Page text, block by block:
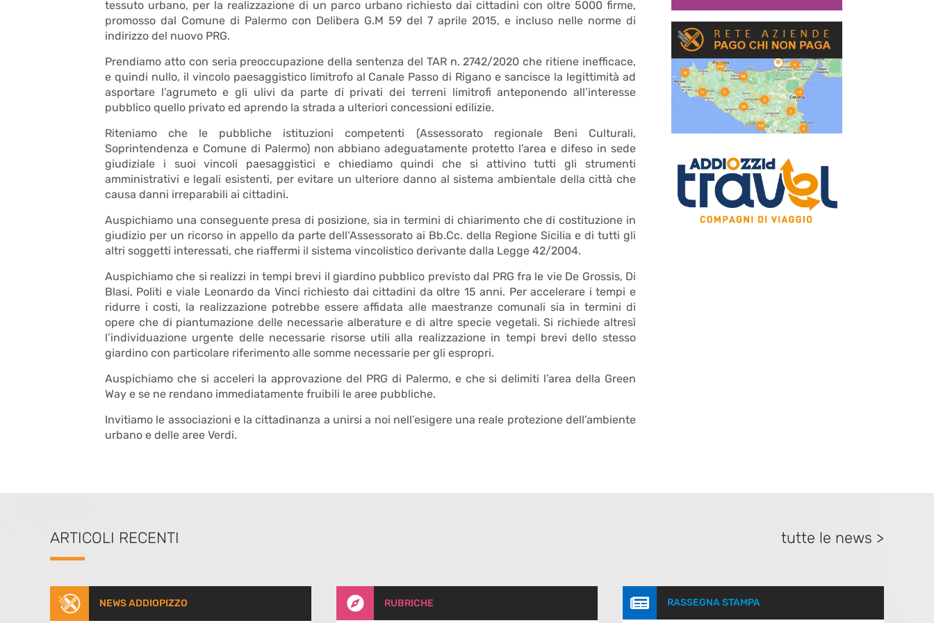
tessuto urbano, per la realizzazione di un parco urbano richiesto dai cittadini con oltre 5000 firme,
promosso dal Comune di Palermo con Delibera G.M 59 del 7 aprile 2015, e incluso nelle norme di
indirizzo del nuovo PRG.
Prendiamo atto con seria preoccupazione della sentenza del TAR n. 2742/2020 che ritiene inefficace,
e quindi nullo, il vincolo paesaggistico limitrofo al Canale Passo di Rigano e sancisce la legittimità ad
asportare l’agrumeto e gli ulivi da parte di privati dei terreni limitrofi anteponendo all’interesse
pubblico quello privato ed aprendo la strada a ulteriori concessioni edilizie.
Riteniamo che le pubbliche istituzioni competenti (Assessorato regionale Beni Culturali,
Soprintendenza e Comune di Palermo) non abbiano adeguatamente protetto l’area e difeso in sede
giudiziale i suoi vincoli paesaggistici e chiediamo quindi che si attivino tutti gli strumenti
amministrativi e legali esistenti, per evitare un ulteriore danno al sistema ambientale della città che
causa danni irreparabili ai cittadini.
Auspichiamo una conseguente presa di posizione, sia in termini di chiarimento che di costituzione in
giudizio per un ricorso in appello da parte dell’Assessorato ai Bb.Cc. della Regione Sicilia e di tutti gli
altri soggetti interessati, che riaffermi il sistema vincolistico derivante dalla Legge 42/2004.
Auspichiamo che si realizzi in tempi brevi il giardino pubblico previsto dal PRG fra le vie De Grossis, Di
Blasi, Politi e viale Leonardo da Vinci richiesto dai cittadini da oltre 15 anni. Per accelerare i tempi e
ridurre i costi, la realizzazione potrebbe essere affidata alle maestranze comunali sia in termini di
opere che di piantumazione delle necessarie alberature e di altre specie vegetali. Si richiede altresì
l’individuazione urgente delle necessarie risorse utili alla realizzazione in tempi brevi dello stesso
giardino con particolare riferimento alle somme necessarie per gli espropri.
Auspichiamo che si acceleri la approvazione del PRG di Palermo, e che si delimiti l’area della Green
Way e se ne rendano immediatamente fruibili le aree pubbliche.
Invitiamo le associazioni e la cittadinanza a unirsi a noi nell’esigere una reale protezione dell’ambiente
urbano e delle aree Verdi.
ARTICOLI RECENTI tutte le news >
NEWS ADDIOPIZZO  RUBRICHE  RASSEGNA STAMPA